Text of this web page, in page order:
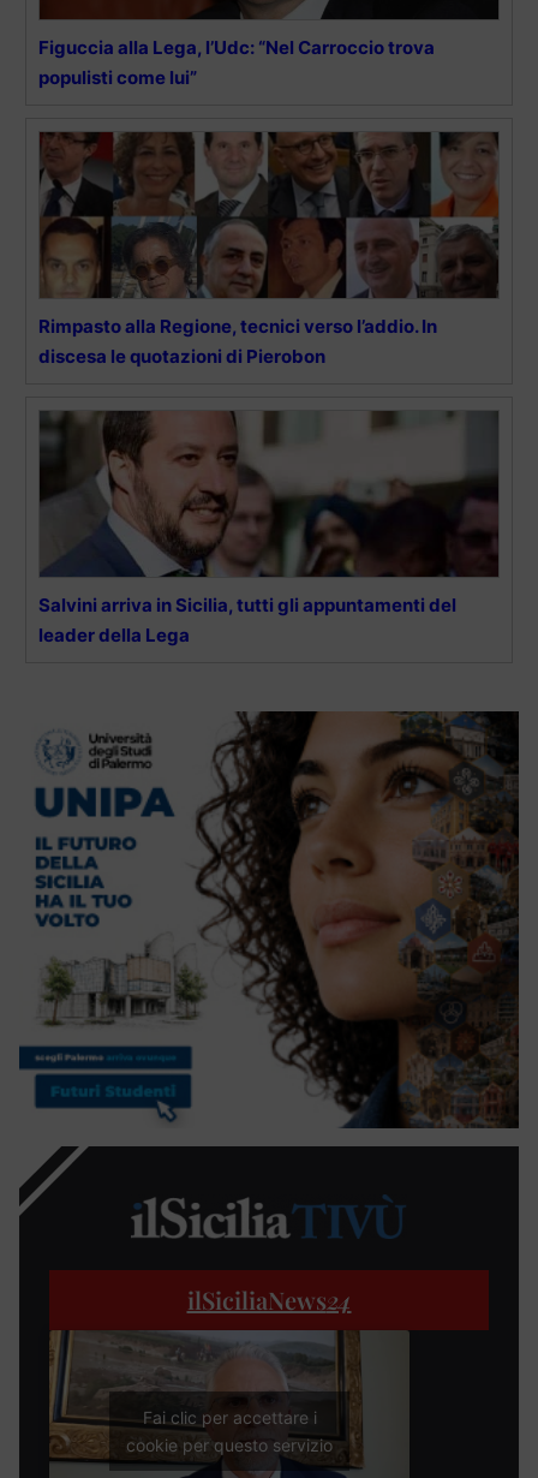
Figuccia alla Lega, l’Udc: “Nel Carroccio trova
populisti come lui”
Rimpasto alla Regione, tecnici verso l’addio. In
discesa le quotazioni di Pierobon
Salvini arriva in Sicilia, tutti gli appuntamenti del
leader della Lega
ilSiciliaNews24
Fai clic per accettare i
cookie per questo servizio